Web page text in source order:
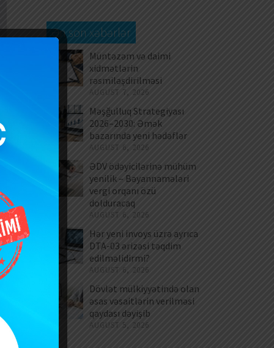
Ən son xəbərlər
Müntəzəm və daimi
xidmətlərin
rəsmiləşdirilməsi
AUGUST 7, 2026
Məşğulluq Strategiyası
2026–2030: Əmək
bazarında yeni hədəflər
AUGUST 6, 2026
ƏDV ödəyicilərinə mühüm
yenilik – Bəyannamələri
vergi orqanı özü
dolduracaq
AUGUST 6, 2026
Hər yeni invoys üzrə ayrıca
DTA-03 ərizəsi təqdim
edilməlidirmi?
AUGUST 6, 2026
Dövlət mülkiyyətində olan
əsas vəsaitlərin verilməsi
qaydası dəyişib
AUGUST 5, 2026